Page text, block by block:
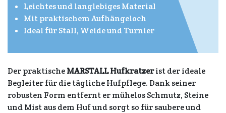
Leichtes und langlebiges Material
Mit praktischem Aufhängeloch
Ideal für Stall, Weide und Turnier
Der praktischeMARSTALL Hufkratzerist der ideale
Begleiter für die tägliche Hufpflege. Dank seiner
robusten Form entfernt er mühelos Schmutz, Steine
und Mist aus dem Huf und sorgt so für saubere und